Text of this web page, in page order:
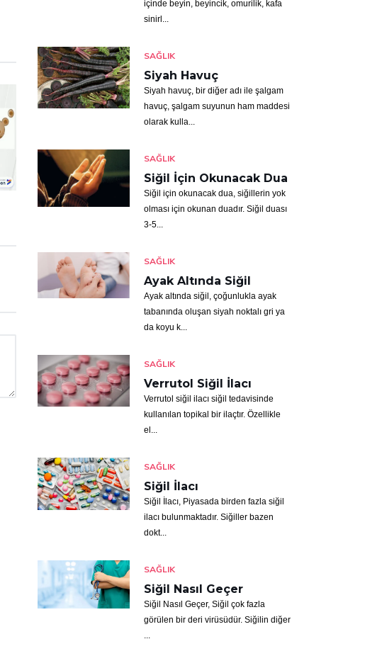
içinde beyin, beyincik, omurilik, kafa
sinirl...
SAĞLIK
Siyah Havuç
Siyah havuç, bir diğer adı ile şalgam
havuç, şalgam suyunun ham maddesi
olarak kulla...
SAĞLIK
Siğil İçin Okunacak Dua
Siğil için okunacak dua, siğillerin yok
olması için okunan duadır. Siğil duası
3-5...
SAĞLIK
Ayak Altında Siğil
Ayak altında siğil, çoğunlukla ayak
tabanında oluşan siyah noktalı gri ya
da koyu k...
SAĞLIK
Verrutol Siğil İlacı
Verrutol siğil ilacı siğil tedavisinde
kullanılan topikal bir ilaçtır. Özellikle
el...
SAĞLIK
Siğil İlacı
Siğil İlacı, Piyasada birden fazla siğil
ilacı bulunmaktadır. Siğiller bazen
dokt...
SAĞLIK
Siğil Nasıl Geçer
Siğil Nasıl Geçer, Siğil çok fazla
görülen bir deri virüsüdür. Siğilin diğer
...